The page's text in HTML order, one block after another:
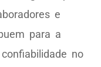
e
para a
no